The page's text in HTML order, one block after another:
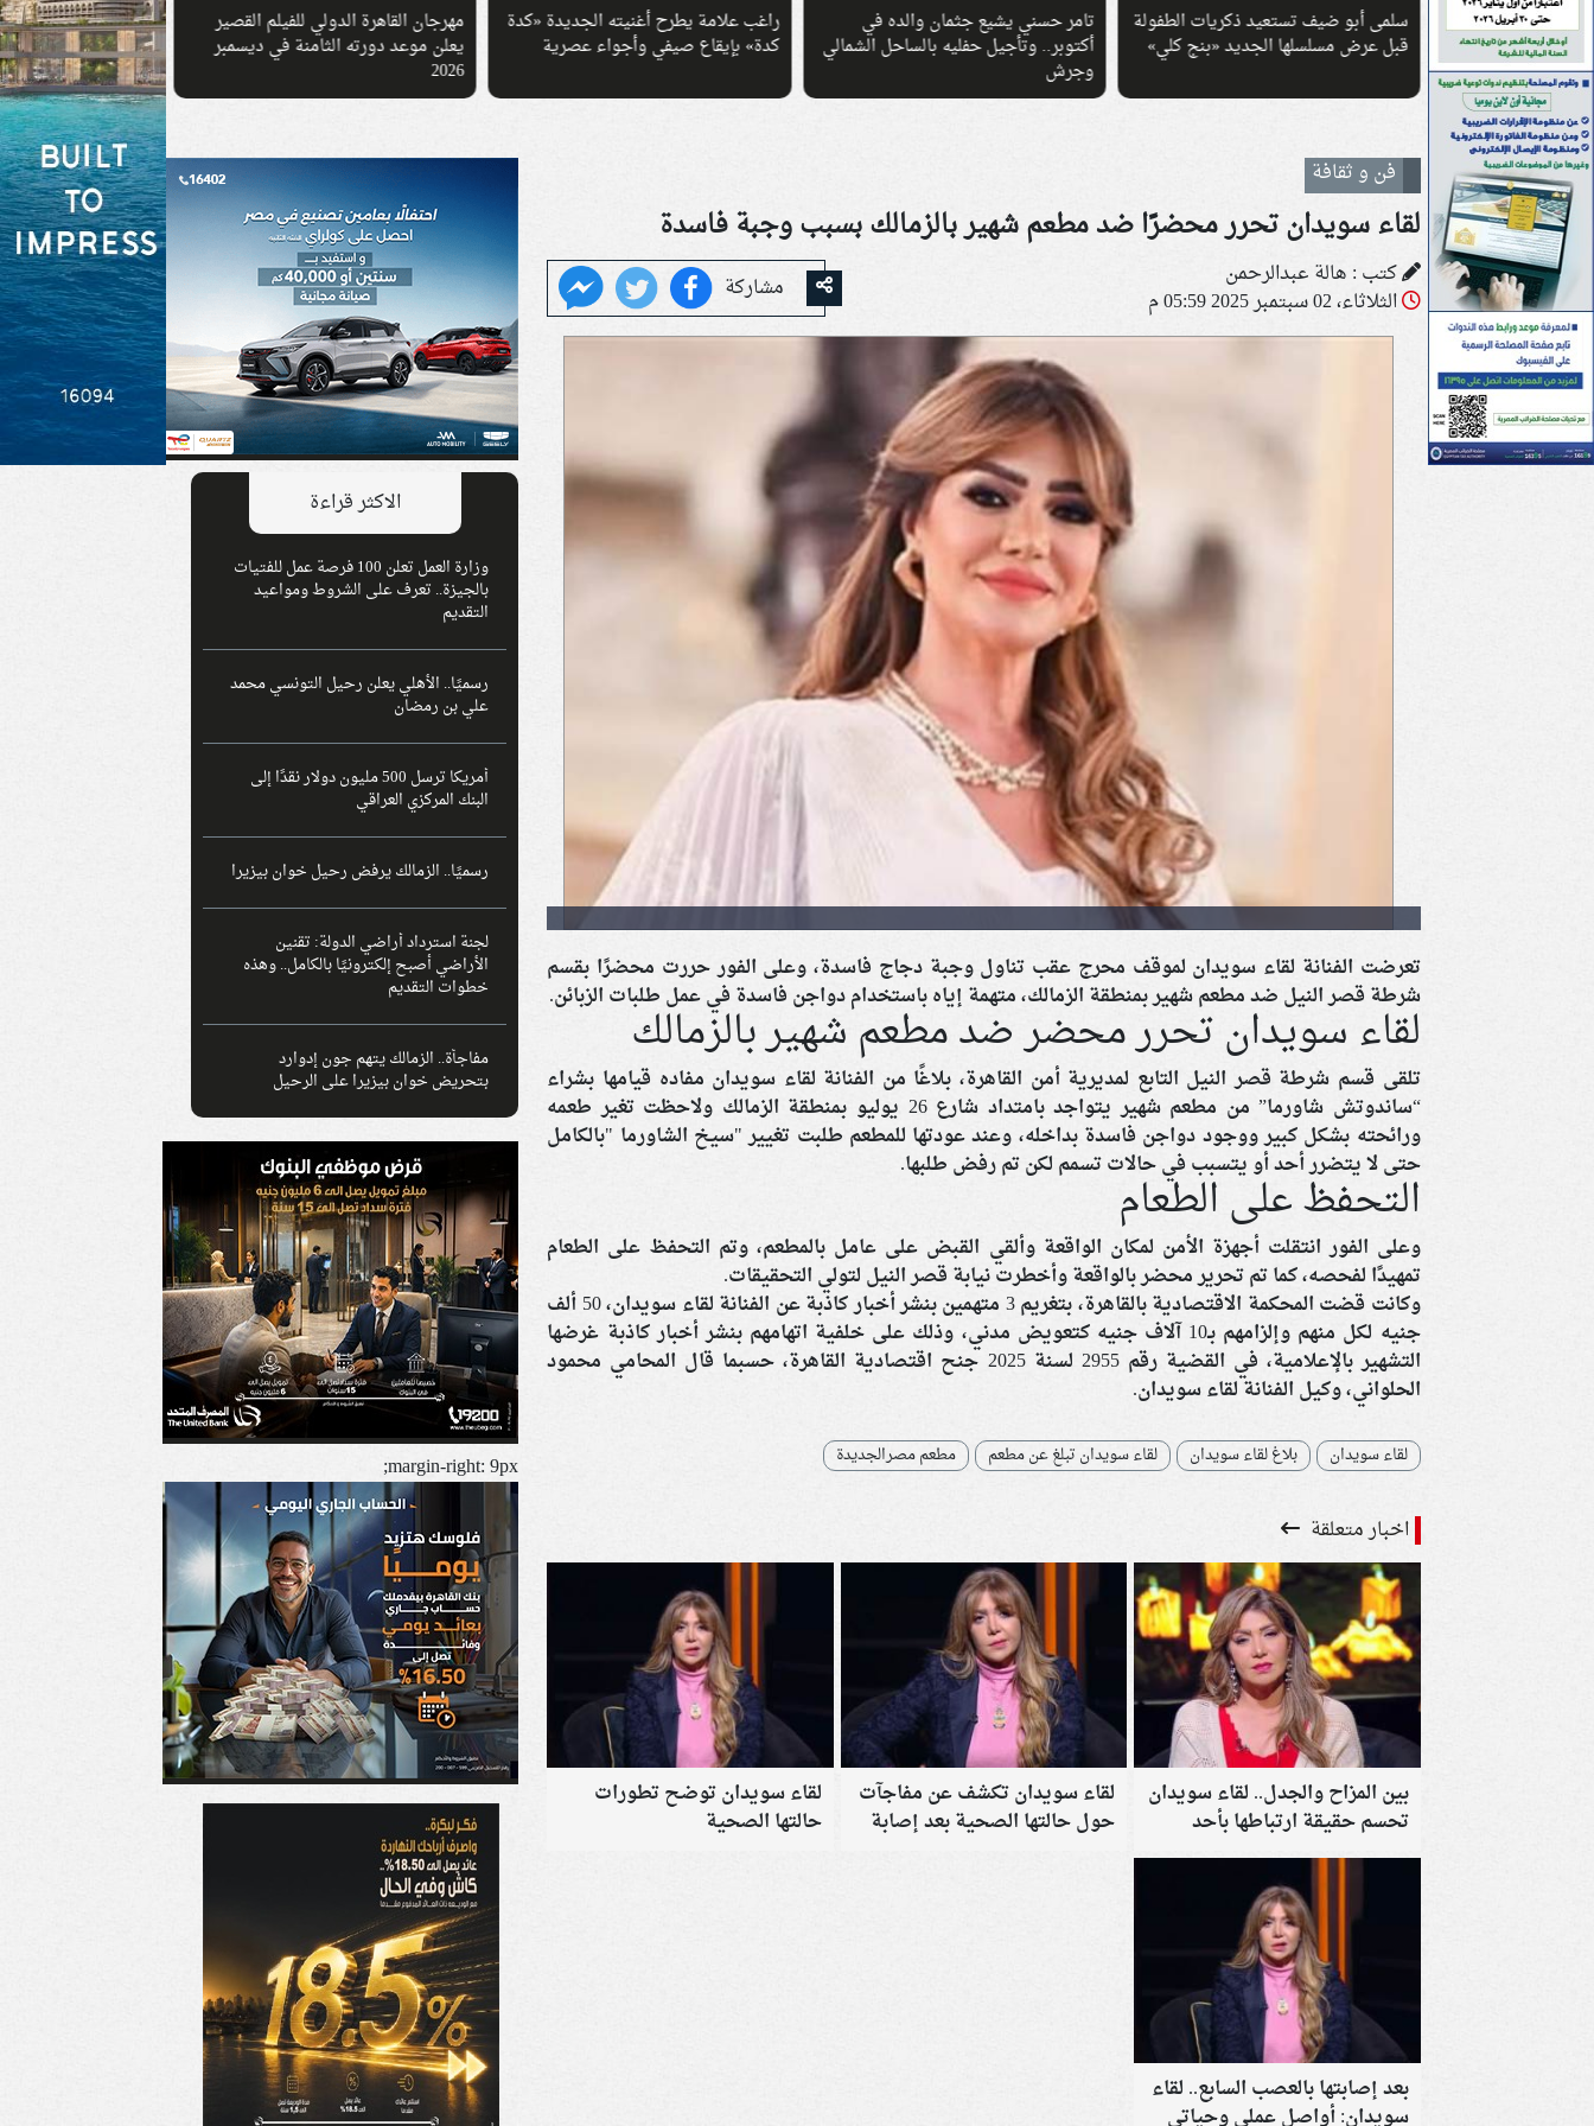
ذكريات الطفولة
«بنج كلي»
تامر حسني يشيع جثمان والده في
أكتوبر.. وتأجيل حفليه بالساحل الشمالي
راغب علامة يطرح أغنيته الجديدة «كدة
كدة» بإيقاع صيفي وأجواء عصرية
مهرجان القاهرة الدولي للفيلم القصير
يعلن موعد دورته الثامنة في ديسمبر
منة عدلي القيعي تكشف كواليس
«المفضل» مع عمرو دياب
في عيد ميلادها..
هبة مجدي الفني
محسن
فن و ثقافة
لقاء سويدان تحرر محضرًا ضد مطعم شهير بالزمالك بسبب وجبة فاسدة
كتب : هالة عبدالرحمن
الثلاثاء، 02 سبتمبر 2025 05:59 م
مشاركة
تعرضت الفنانة لقاء سويدان لموقف محرج عقب تناول وجبة دجاج فاسدة، وعلى الفور حررت محضرًا بقسم
شرطة قصر النيل ضد مطعم شهير بمنطقة الزمالك، متهمة إياه باستخدام دواجن فاسدة في عمل طلبات الزبائن.
لقاء سويدان تحرر محضر ضد مطعم شهير بالزمالك
تلقى قسم شرطة قصر النيل التابع لمديرية أمن القاهرة، بلاغًا من الفنانة لقاء سويدان مفاده قيامها بشراء
“ساندوتش شاورما” من مطعم شهير يتواجد بامتداد شارع 26 يوليو بمنطقة الزمالك ولاحظت تغير طعمه
ورائحته بشكل كبير ووجود دواجن فاسدة بداخله، وعند عودتها للمطعم طلبت تغيير "سيخ الشاورما "بالكامل
حتى لا يتضرر أحد أو يتسبب في حالات تسمم لكن تم رفض طلبها.
التحفظ على الطعام
وعلى الفور انتقلت أجهزة الأمن لمكان الواقعة وألقي القبض على عامل بالمطعم، وتم التحفظ على الطعام
تمهيدًا لفحصه، كما تم تحرير محضر بالواقعة وأخطرت نيابة قصر النيل لتولي التحقيقات.
وكانت قضت المحكمة الاقتصادية بالقاهرة، بتغريم 3 متهمين بنشر أخبار كاذبة عن الفنانة لقاء سويدان، 50 ألف
جنيه لكل منهم وإلزامهم بـ10 آلاف جنيه كتعويض مدني، وذلك على خلفية اتهامهم بنشر أخبار كاذبة غرضها
التشهير بالإعلامية، في القضية رقم 2955 لسنة 2025 جنح اقتصادية القاهرة، حسبما قال المحامي محمود
الحلواني، وكيل الفنانة لقاء سويدان.
لقاء سويدان بلاغ لقاء سويدان لقاء سويدان تبلغ عن مطعم مطعم مصرالجديدة
اخبار متعلقة
بين المزاح والجدل.. لقاء سويدان
تحسم حقيقة ارتباطها بأحد
النجوم
لقاء سويدان تكشف عن مفاجآت
حول حالتها الصحية بعد إصابة
لقاء سويدان توضح تطورات
حالتها الصحية
بعد إصابتها بالعصب السابع.. لقاء
سويدان: أواصل عملي وحياتي
الاكثر قراءة
وزارة العمل تعلن 100 فرصة عمل للفتيات
بالجيزة.. تعرف على الشروط ومواعيد
التقديم
رسميًا.. الأهلي يعلن رحيل التونسي محمد
علي بن رمضان
أمريكا ترسل 500 مليون دولار نقدًا إلى
البنك المركزي العراقي
رسميًا.. الزمالك يرفض رحيل خوان بيزيرا
لجنة استرداد أراضي الدولة: تقنين
الأراضي أصبح إلكترونيًا بالكامل.. وهذه
خطوات التقديم
مفاجأة.. الزمالك يتهم جون إدوارد
بتحريض خوان بيزيرا على الرحيل
margin-right: 9px;